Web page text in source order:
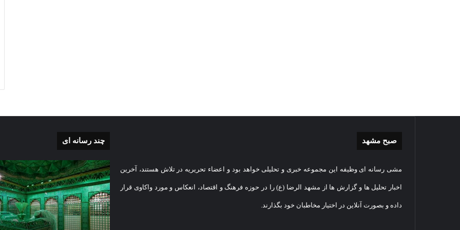
صبح مشهد
مشی رسانه ای وظیفه این مجموعه خبری و تحلیلی خواهد بود و اعضاء تحریریه در تلاش هستند، آخرین
اخبار تحلیل ها و گزارش ها از مشهد الرضا (ع) را در حوزه فرهنگ و اقتصاد، انعکاس و مورد واکاوی قرار
داده و بصورت آنلاین در اختیار مخاطبان خود بگذارند.
چند رسانه ای
موشن
دهکده
ورزشی
تصویری
اقامه
غبارروبی
مضجع
نورانی
امام
رضا(علیه
السلام)